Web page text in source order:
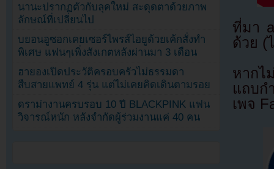
ที่มา
ด้วย (
หากไ
แถบก
เพจ
นานะปรากฏตัวกับลุคใหม่ สะดุดตาด้วยภาพ
ลักษณ์ที่เปลี่ยนไป
บยอนอูซอกเคยเซอร์ไพรส์ไอยูด้วยเค้กสั่งทำ
พิเศษ แฟนๆเพิ่งสังเกตหลังผ่านมา 3 เดือน
ฮายองเปิดประวัติครอบครัวไม่ธรรมดา
สืบสายแพทย์ 4 รุ่น แต่ไม่เคยคิดเดินตามรอย
ดราม่างานครบรอบ 10 ปี BLACKPINK แฟน
วิจารณ์หนัก หลังจำกัดผู้ร่วมงานแค่ 40 คน